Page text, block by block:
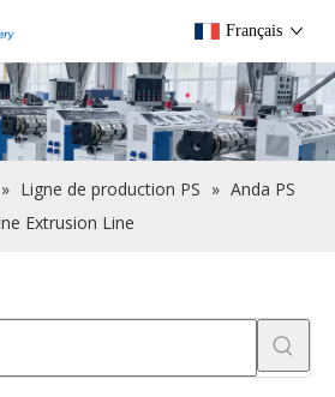
Français
» Ligne de production PS » Anda PS
Extrusion Line